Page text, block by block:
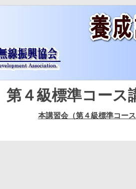
第４級標準コース
本講習会（第４級標準コー